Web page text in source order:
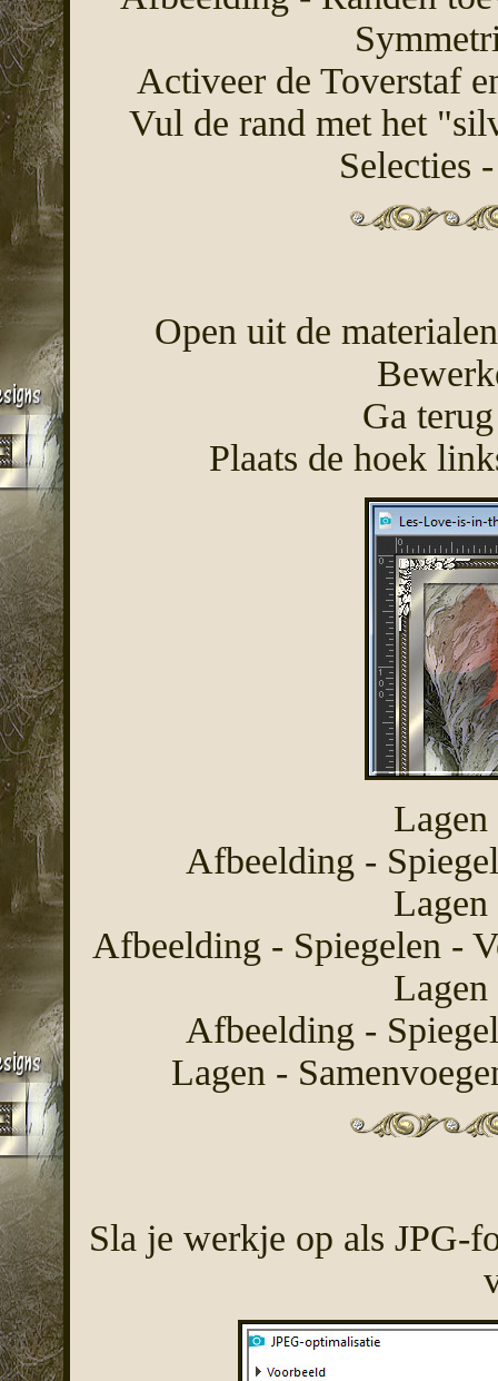
Activeer de Toverstaf
Vul de rand met het
Selecties
Open uit de
Ga
Plaats de hoek
Afbeelding -
Afbeelding - Spiegelen -
Afbeelding -
Lagen -
Sla je werkje op als JPG-